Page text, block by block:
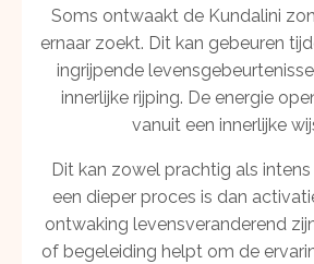
Soms ontwaakt de Kundalini
ernaar zoekt. Dit kan gebeuren
ingrijpende
innerlijke rijping. De energie
vanuit een innerlijke
Dit kan zowel prachtig als
een dieper proces is dan
ontwaking levensveranderend
of begeleiding helpt om de